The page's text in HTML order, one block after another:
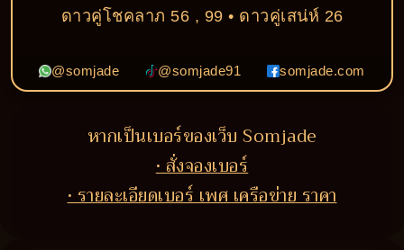
ดาวคู่โชคลาภ 56 , 99 • ดาวคู่เสน่ห์ 26
@somjade @somjade91 somjade.com
หากเป็นเบอร์ของเว็บ Somjade
• สั่งจองเบอร์
• รายละเอียดเบอร์ เพศ เครือข่าย ราคา